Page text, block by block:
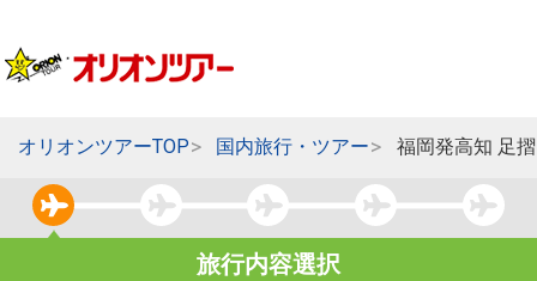
オリオンツアーTOP 国内旅行・ツアー 福岡発高知 足
旅行内容選択